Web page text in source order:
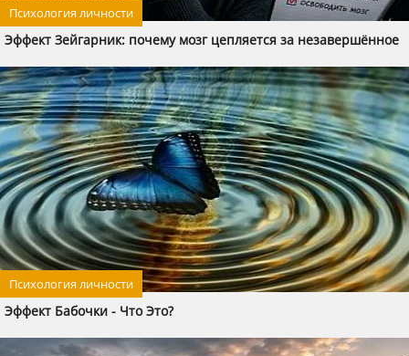
Психология личности
Эффект Зейгарник: почему мозг цепляется за незавершённое
Психология личности
Эффект Бабочки - Что Это?